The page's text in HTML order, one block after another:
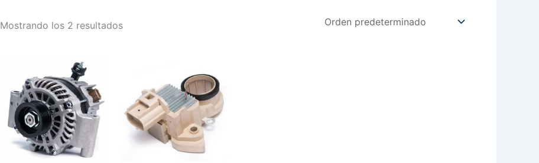
Mostrando los 2 resultados